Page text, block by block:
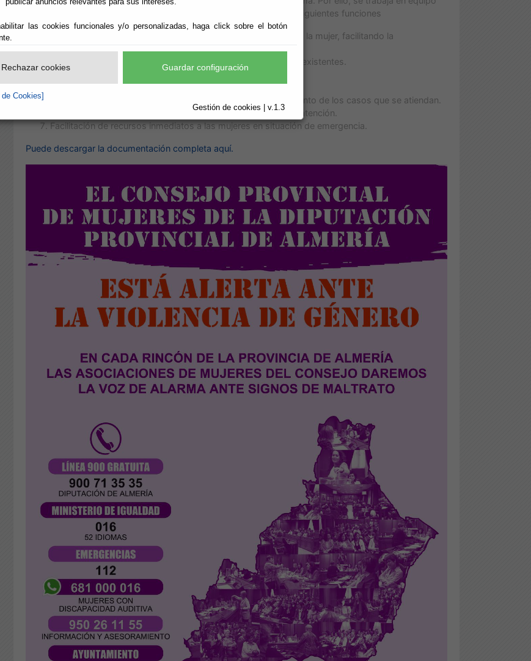
las cookies funcionales y/o personalizadas, haga click sobre el botón
Rechazar cookies Guardar configuración
Cookies]
Gestión de cookies | v.1.3
multidisciplinar correspondiendo al Área de intervención Social las siguientes funciones
Atención directa y tratamiento de los problemas que presente la mujer, facilitando la
Información, orientación y asesoramiento sobre los recursos existentes.
Gestión de recursos y prestaciones sociales.
Apoyo y acompañamiento en la toma de decisiones.
Elaboración de Plan Individualizado de tratamiento y seguimiento de los casos que se atiendan.
Derivación a aquellos servicios que puedan complementar la atención.
Facilitación de recursos inmediatos a las mujeres en situación de emergencia.
Puede descargar la documentación completa aquí.